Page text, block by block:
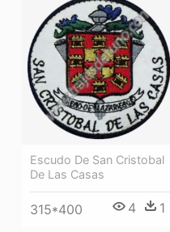
Escudo De San Cristobal
De Las Casas
315*400 4 1